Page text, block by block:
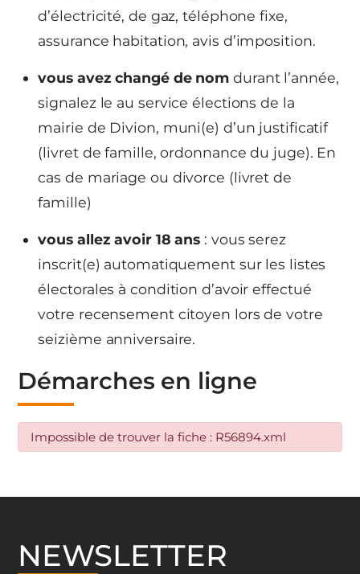
d’électricité, de gaz, téléphone fixe,
assurance habitation, avis d’imposition.
vous avez changé de nom durant l’année,
signalez le au service élections de la
mairie de Divion, muni(e) d’un justificatif
(livret de famille, ordonnance du juge). En
cas de mariage ou divorce (livret de
famille)
vous allez avoir 18 ans : vous serez
inscrit(e) automatiquement sur les listes
électorales à condition d’avoir effectué
votre recensement citoyen lors de votre
seizième anniversaire.
Démarches en ligne
Impossible de trouver la fiche : R56894.xml
NEWSLETTER